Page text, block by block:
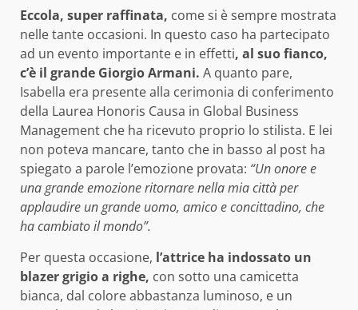
Eccola, super raffinata, come si è sempre mostrata
nelle tante occasioni. In questo caso ha partecipato
ad un evento importante e in effetti, al suo fianco,
c’è il grande Giorgio Armani. A quanto pare,
Isabella era presente alla cerimonia di conferimento
della Laurea Honoris Causa in Global Business
Management che ha ricevuto proprio lo stilista. E lei
non poteva mancare, tanto che in basso al post ha
spiegato a parole l’emozione provata: “Un onore e
una grande emozione ritornare nella mia città per
applaudire un grande uomo, amico e concittadino, che
ha cambiato il mondo”.
Per questa occasione, l’attrice ha indossato un
blazer grigio a righe, con sotto una camicetta
bianca, dal colore abbastanza luminoso, e un